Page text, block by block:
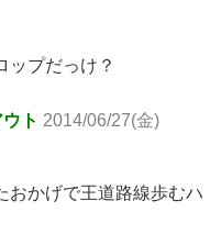
ップだっけ？
ト 2014/06/27(金)
おかげで王道路線歩むハ